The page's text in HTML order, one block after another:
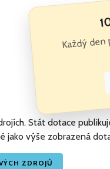
Každý
Stát dotace
jako výše zobrazená
ZDROJŮ